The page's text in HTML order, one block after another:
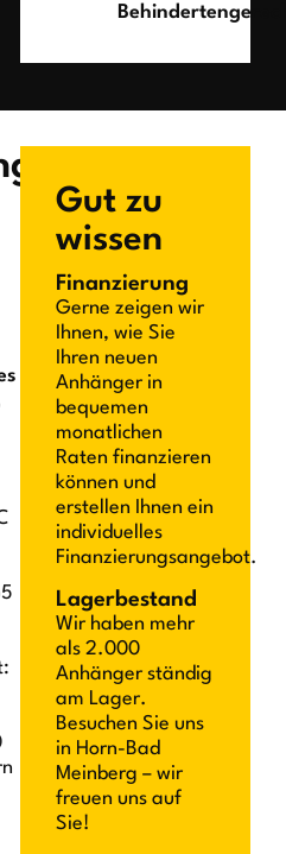
Gut zu
wissen
Finanzierung
Gerne zeigen wir
Ihnen, wie Sie
Ihren neuen
Anhänger in
bequemen
monatlichen
Raten finanzieren
können und
erstellen Ihnen ein
individuelles
Finanzierungsangebot.
Lagerbestand
Wir haben mehr
als 2.000
Anhänger ständig
am Lager.
Besuchen Sie uns
in Horn-Bad
Meinberg – wir
freuen uns auf
Sie!